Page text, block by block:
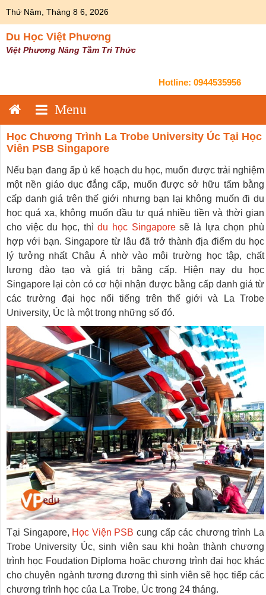
Thứ Năm, Tháng 8 6, 2026
Du Học Việt Phương
Việt Phương Nâng Tầm Tri Thức
Hotline: 0944535956
Học Chương Trình La Trobe University Úc Tại Học
Viên PSB Singapore
Nếu bạn đang ấp ủ kế hoạch du học, muốn được trải nghiệm
một nền giáo dục đẳng cấp, muốn được sở hữu tấm bằng
cấp danh giá trên thế giới nhưng bạn lại không muốn đi du
học quá xa, không muốn đầu tư quá nhiều tiền và thời gian
cho việc du học, thìdu học Singaporesẽ là lựa chọn phù
hợp với bạn. Singapore từ lâu đã trở thành địa điểm du học
lý tưởng nhất Châu Á nhờ vào môi trường học tập, chất
lượng đào tạo và giá trị bằng cấp. Hiện nay du học
Singapore lại còn có cơ hội nhận được bằng cấp danh giá từ
các trường đại học nổi tiếng trên thế giới và La Trobe
University, Úc là một trong những số đó.
Tại Singapore, Học Viện PSB cung cấp các chương trình La
Trobe University Úc, sinh viên sau khi hoàn thành chương
trình học Foudation Diploma hoặc chương trình đại học khác
cho chuyên ngành tương đương thì sinh viên sẽ học tiếp các
chương trình học của La Trobe, Úc trong 24 tháng.